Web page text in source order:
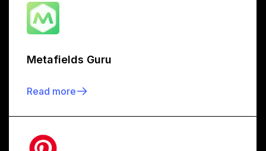
Metafields Guru
Read more